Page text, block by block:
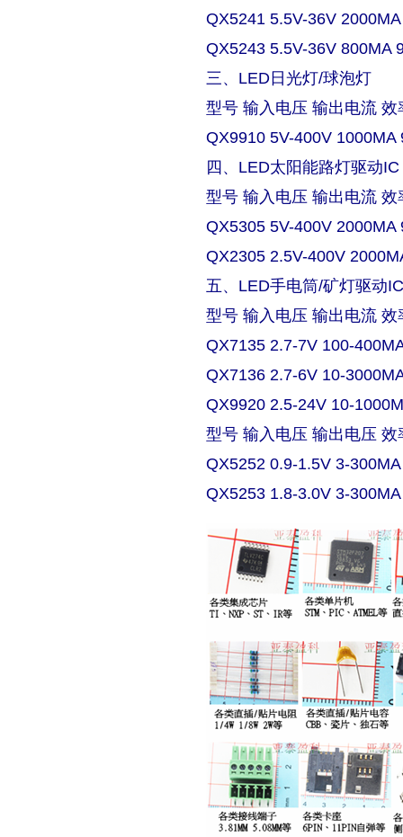
QX5241 5.5V-36V
QX5243 5.5V-36V 800MA
三、LED日光灯/球泡灯
型号 输入电压 输出电流 效
QX9910 5V-400V 1000MA
四、LED太阳能路灯驱动IC
型号 输入电压 输出电流 效
QX5305 5V-400V 2000MA
QX2305 2.5V-400V
五、LED手电筒/矿灯驱动
型号 输入电压 输出电流 效
QX7135 2.7-7V 100-
QX7136 2.7-6V 10-
QX9920 2.5-24V 10-
型号 输入电压 输出电压 效
QX5252 0.9-1.5V 3-
QX5253 1.8-3.0V 3-